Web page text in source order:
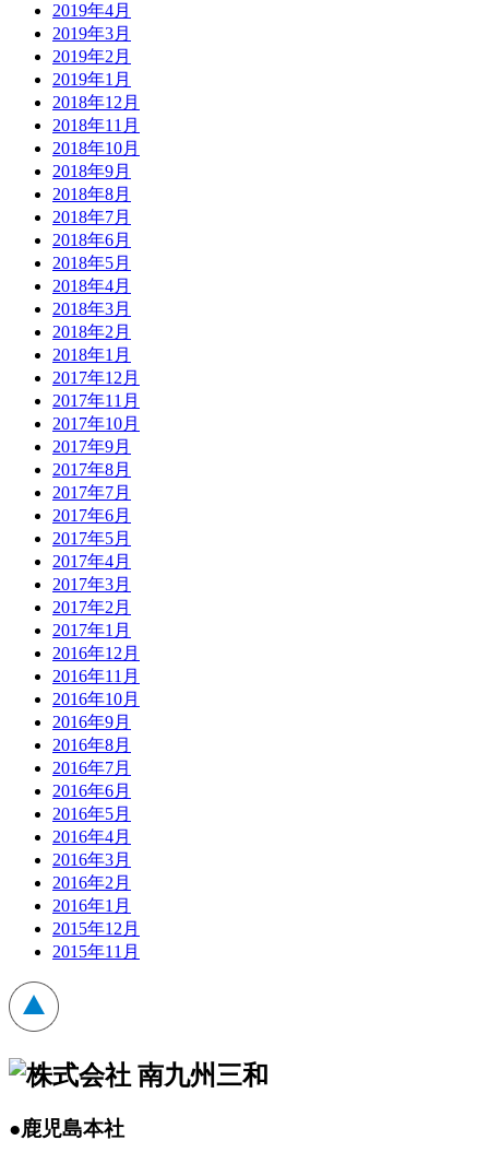
2019年4月
2019年3月
2019年2月
2019年1月
2018年12月
2018年11月
2018年10月
2018年9月
2018年8月
2018年7月
2018年6月
2018年5月
2018年4月
2018年3月
2018年2月
2018年1月
2017年12月
2017年11月
2017年10月
2017年9月
2017年8月
2017年7月
2017年6月
2017年5月
2017年4月
2017年3月
2017年2月
2017年1月
2016年12月
2016年11月
2016年10月
2016年9月
2016年8月
2016年7月
2016年6月
2016年5月
2016年4月
2016年3月
2016年2月
2016年1月
2015年12月
2015年11月
●鹿児島本社